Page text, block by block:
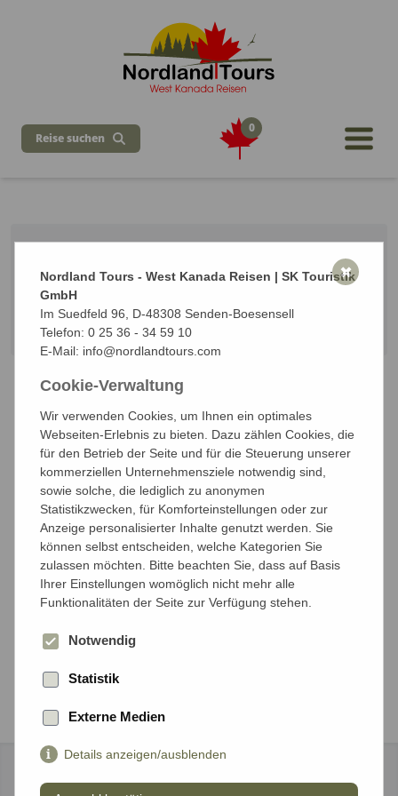
Reise suchen
0
7 Tage ab / bis Whitehorse
Vom 23.08.2026 bis zum 29.08.2026 (7 Tage)
Start: Whitehorse | Ziel: Whitehorse
Mit wieviel Personen möchten Sie reisen?
Anzahl Erwachsene*
Anzahl Kinder unter 18 Jahren*
Nordland Tours - West Kanada Reisen | SK Touristik
GmbH
Im Suedfeld 96, D-48308 Senden-Boesensell
Telefon: 0 25 36 - 34 59 10
E-Mail: info@nordlandtours.com
Cookie-Verwaltung
Wir verwenden Cookies, um Ihnen ein optimales
Webseiten-Erlebnis zu bieten. Dazu zählen Cookies, die
für den Betrieb der Seite und für die Steuerung unserer
kommerziellen Unternehmensziele notwendig sind,
sowie solche, die lediglich zu anonymen
Statistikzwecken, für Komforteinstellungen oder zur
Anzeige personalisierter Inhalte genutzt werden. Sie
können selbst entscheiden, welche Kategorien Sie
zulassen möchten. Bitte beachten Sie, dass auf Basis
Ihrer Einstellungen womöglich nicht mehr alle
Funktionalitäten der Seite zur Verfügung stehen.
Notwendig
Statistik
Externe Medien
Details anzeigen/ausblenden
✖